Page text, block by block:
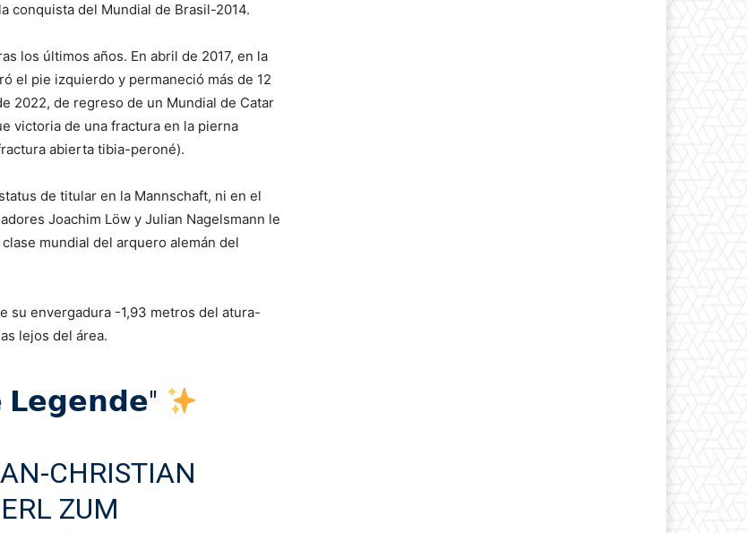
conquista del Mundial de Brasil-2014.
los últimos años. En abril de 2017, en la
el pie izquierdo y permaneció más de 12
2022, de regreso de un Mundial de Catar
victoria de una fractura en la pierna
abierta tibia-peroné).
de titular en la Mannschaft, ni en el
Joachim Löw y Julian Nagelsmann le
mundial del arquero alemán del
su envergadura -1,93 metros del atura-
lejos del área.
𝗟𝗲𝗴𝗲𝗻𝗱𝗲"
CHRISTIAN
ZUM